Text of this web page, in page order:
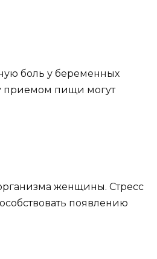
боль у беременных
приемом пищи могут
женщины. Стресс
появлению